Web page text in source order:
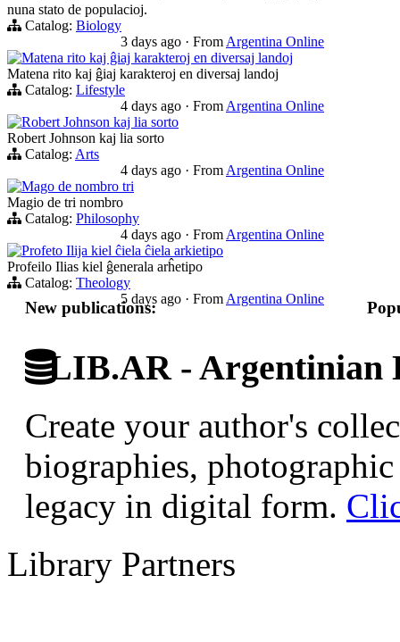
nuna stato de populacioj.
Catalog: Biology
3 days ago · From Argentina Online
Matena rito kaj ĝiaj karakteroj en diversaj landoj
Matena rito kaj ĝiaj karakteroj en diversaj landoj
Catalog: Lifestyle
4 days ago · From Argentina Online
Robert Johnson kaj lia sorto
Robert Johnson kaj lia sorto
Catalog: Arts
4 days ago · From Argentina Online
Mago de nombro tri
Magio de tri nombro
Catalog: Philosophy
4 days ago · From Argentina Online
Profeto Ilija kiel ĉiela ĉiela arkietipo
Profeilo Ilias kiel ĝenerala arĥetipo
Catalog: Theology
5 days ago · From Argentina Online
New publications:
LIB.AR - Argentinian
Create your author's
biographies,
legacy in digital form.
Library Partners